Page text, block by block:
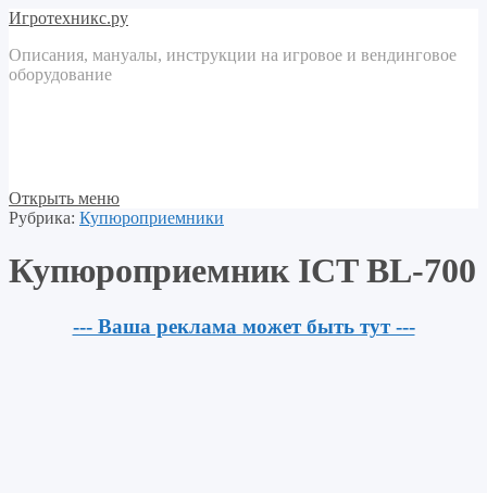
Игротехникс.ру
Описания, мануалы, инструкции на игровое и вендинговое
оборудование
Открыть меню
Рубрика: Купюроприемники
Купюроприемник ICT BL-700
--- Ваша реклама может быть тут ---